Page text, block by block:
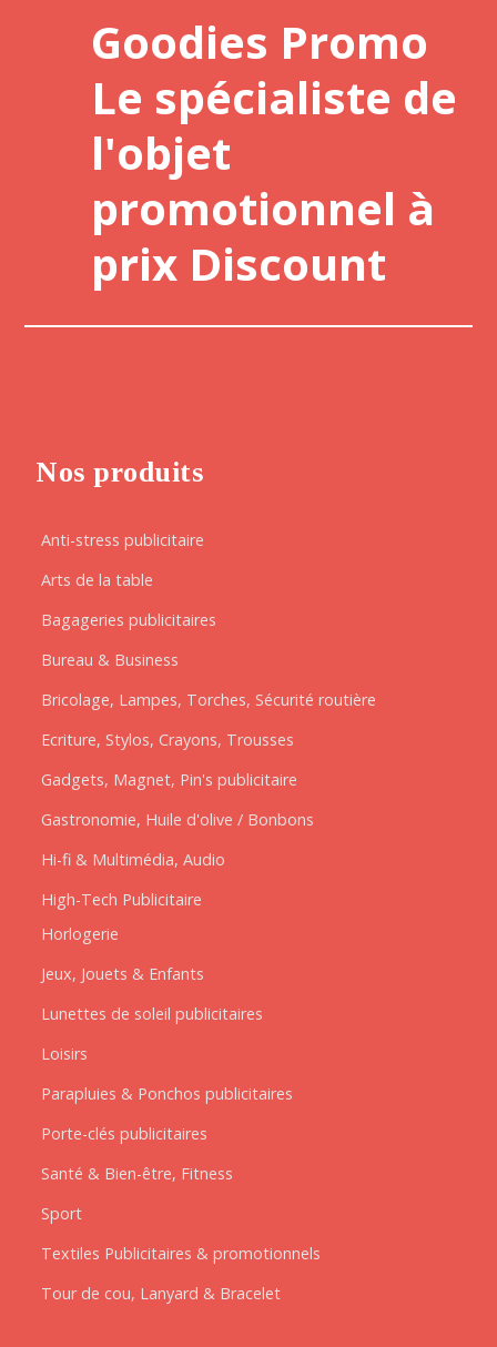
Goodies Promo
Le spécialiste de
l'objet
promotionnel à
prix Discount
Nos produits
Anti-stress publicitaire
Arts de la table
Bagageries publicitaires
Bureau & Business
Bricolage, Lampes, Torches, Sécurité routière
Ecriture, Stylos, Crayons, Trousses
Gadgets, Magnet, Pin's publicitaire
Gastronomie, Huile d'olive / Bonbons
Hi-fi & Multimédia, Audio
High-Tech Publicitaire
Horlogerie
Jeux, Jouets & Enfants
Lunettes de soleil publicitaires
Loisirs
Parapluies & Ponchos publicitaires
Porte-clés publicitaires
Santé & Bien-être, Fitness
Sport
Textiles Publicitaires & promotionnels
Tour de cou, Lanyard & Bracelet